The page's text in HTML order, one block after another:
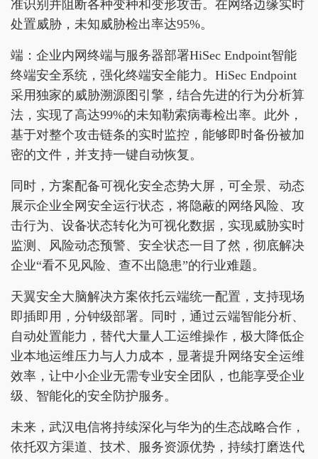
准识别并阻断各种变种和变形攻击。在网络边缘实时
处置威胁，未知威胁检出率达95%。
端：企业内网终端与服务器部署HiSec Endpoint智能
终端安全系统，强化终端安全能力。HiSec Endpoint
采用独家的威胁溯源图引擎，结合先进的行为分析算
法，实现了高达99%的未知勒索病毒检出率。此外，
基于对整个攻击链条的实时监控，能够即时备份被加
密的文件，并支持一键自动恢复。
同时，方案配备可视化安全态势大屏，可全景、动态
展示企业全网安全运行状态，将隐蔽的网络风险、攻
击行为、设备状态转化为可视化数据，实现威胁实时
监测、风险动态预警、安全状态一目了然，彻底解决
企业“看不见风险、查不出隐患”的行业难题。
天翼安全大脑解决方案依托云端统一配置，支持现场
即插即用，分钟级部署。同时，通过云端智能分析、
自动处置能力，替代大量人工运维操作，极大降低企
业本地运维压力与人力成本，显著提升网络安全运维
效率，让中小企业无需专业安全团队，也能享受企业
级、智能化的安全防护服务。
未来，武汉电信将持续深化与华为的生态战略合作，
依托双方渠道、技术、服务资源优势，持续打磨迭代